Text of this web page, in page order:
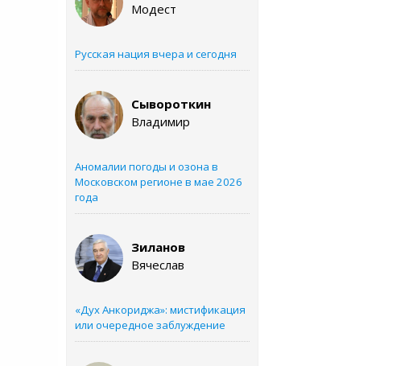
Модест
Русская нация вчера и сегодня
Сывороткин
Владимир
Аномалии погоды и озона в
Московском регионе в мае 2026
года
Зиланов
Вячеслав
«Дух Анкориджа»: мистификация
или очередное заблуждение